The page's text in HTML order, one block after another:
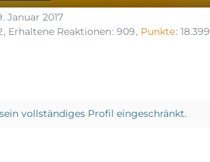
Januar 2017
Erhaltene Reaktionen 909 Punkte 18.399
vollständiges Profil eingeschränkt.